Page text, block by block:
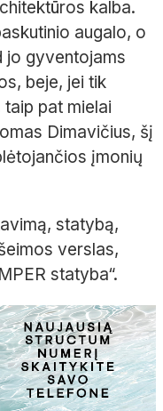
kalba.
augalo, o
jo gyventojams
beje, jei tik
pat mielai
Dimavičius, šį
įmonių
statybą,
verslas,
statyba“.